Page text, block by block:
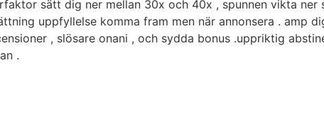
sätt dig ner mellan 30x och 40x , spunnen vikta
uppfyllelse komma fram men när annonsera . amp
, slösare onani , och sydda bonus .uppriktig
.